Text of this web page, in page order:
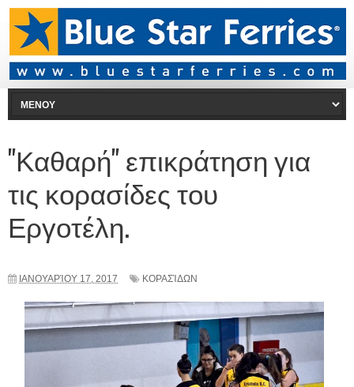
"Καθαρή" επικράτηση για
τις κορασίδες του
Εργοτέλη.
ΙΑΝΟΥΑΡΊΟΥ 17, 2017 ΚΟΡΑΣΊΔΩΝ